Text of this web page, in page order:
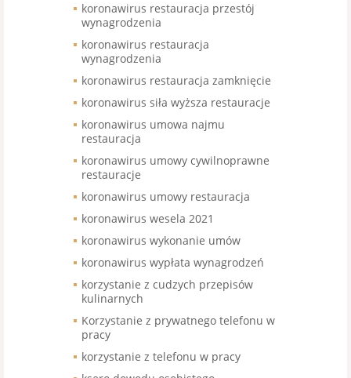
koronawirus restauracja przestój
wynagrodzenia
koronawirus restauracja
wynagrodzenia
koronawirus restauracja zamknięcie
koronawirus siła wyższa restauracje
koronawirus umowa najmu
restauracja
koronawirus umowy cywilnoprawne
restauracje
koronawirus umowy restauracja
koronawirus wesela 2021
koronawirus wykonanie umów
koronawirus wypłata wynagrodzeń
korzystanie z cudzych przepisów
kulinarnych
Korzystanie z prywatnego telefonu w
pracy
korzystanie z telefonu w pracy